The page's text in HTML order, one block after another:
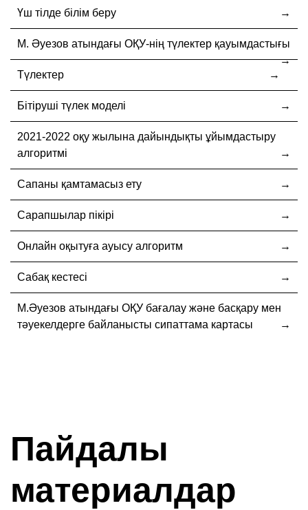
Үш тілде білім беру
М. Әуезов атындағы ОҚУ-нің түлектер қауымдастығы
Түлектер
Бітіруші түлек моделі
2021-2022 оқу жылына дайындықты ұйымдастыру
алгоритмі
Сапаны қамтамасыз ету
Сарапшылар пікірі
Онлайн оқытуға ауысу алгоритм
Сабақ кестесі
М.Әуезов атындағы ОҚУ бағалау және басқару мен
тәуекелдерге байланысты сипаттама картасы
Пайдалы
материалдар